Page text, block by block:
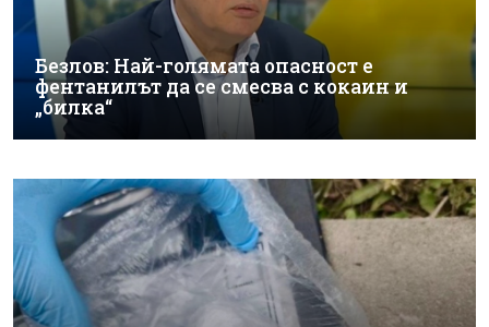
Безлов: Най-голямата опасност е
фентанилът да се смесва с кокаин и
„билка“